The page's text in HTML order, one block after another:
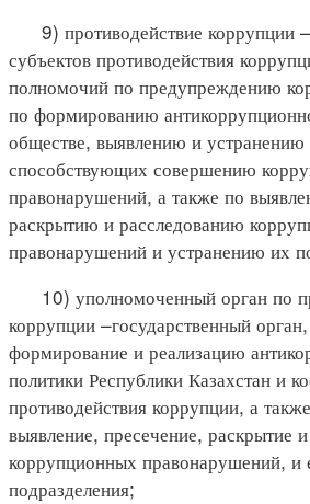
9) противодействие коррупции –
субъектов противодействия
полномочий по предупреждению
по формированию
обществе, выявлению и
способствующих совершению
правонарушений, а также по
раскрытию и расследованию
правонарушений и устранению их
10) уполномоченный орган по
коррупции –государственный
формирование и реализацию
политики Республики Казахстан и
противодействия коррупции, а
выявление, пресечение, раскрытие
коррупционных правонарушений, и
подразделения;